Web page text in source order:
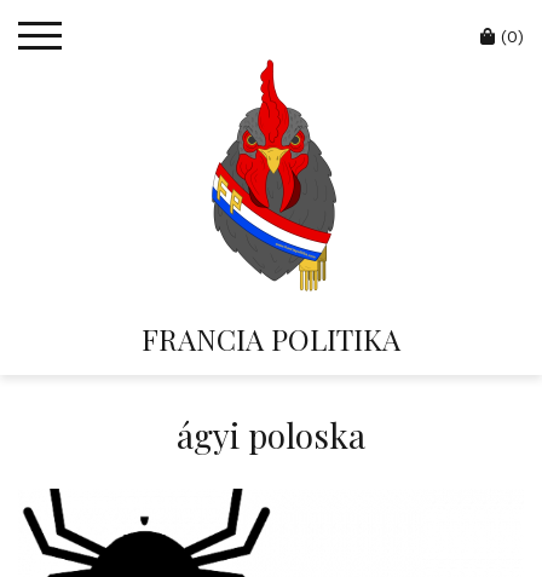
FRANCIA POLITIKA
Cart
(0)
ágyi poloska